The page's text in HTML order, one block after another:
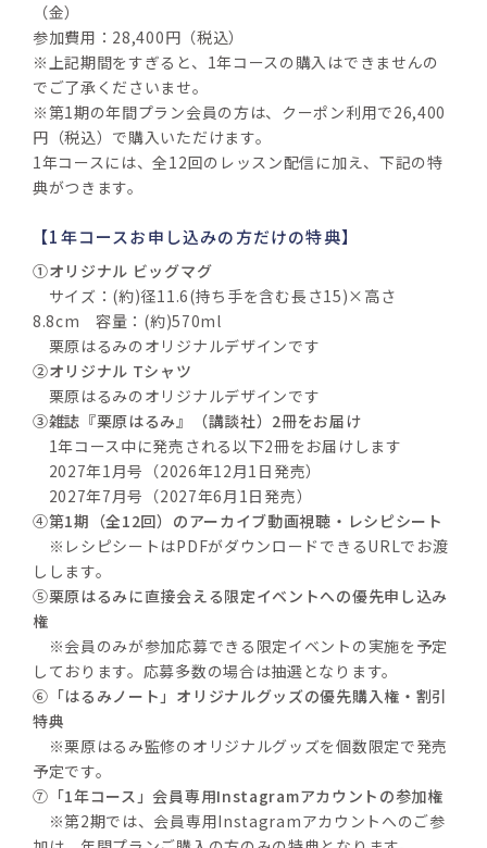
（金）
参加費用：28,400円（税込）
※上記期間をすぎると、1年コースの購入はできませんの
でご了承くださいませ。
※第1期の年間プラン会員の方は、クーポン利用で26,400
円（税込）で購入いただけます。
1年コースには、全12回のレッスン配信に加え、下記の特
典がつきます。
【1年コースお申し込みの方だけの特典】
①オリジナル ビッグマグ
サイズ：(約)径11.6(持ち手を含む長さ15)×高さ
8.8cm　容量：(約)570ml
栗原はるみのオリジナルデザインです
②オリジナル Tシャツ
栗原はるみのオリジナルデザインです
③雑誌『栗原はるみ』（講談社）2冊をお届け
1年コース中に発売される以下2冊をお届けします
2027年1月号（2026年12月1日発売）
2027年7月号（2027年6月1日発売）
④第1期（全12回）のアーカイブ動画視聴・レシピシート
※レシピシートはPDFがダウンロードできるURLでお渡
しします。
⑤栗原はるみに直接会える限定イベントへの優先申し込み
権
※会員のみが参加応募できる限定イベントの実施を予定
しております。応募多数の場合は抽選となります。
⑥ 「はるみノート」オリジナルグッズの優先購入権・割引
特典
※栗原はるみ監修のオリジナルグッズを個数限定で発売
予定です。
⑦ 「1年コース」会員専用Instagramアカウントの参加権
※第2期では、会員専用Instagramアカウントへのご参